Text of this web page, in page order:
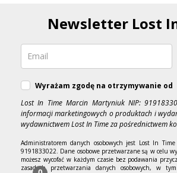
Newsletter Lost
Wyrażam zgodę na otrzymywanie od
Lost In Time Marcin Martyniuk NIP:
informacji marketingowych o produktach i
wydawnictwem Lost In Time za pośrednictwem
Administratorem danych osobowych jest Lost In
9191833022. Dane osobowe przetwarzane są w celu
możesz wycofać w każdym czasie bez podawania
zasadach przetwarzania danych osobowych, w